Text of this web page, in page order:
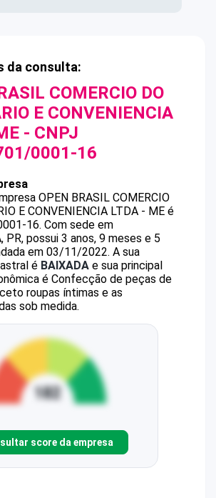
da consulta:
COMERCIO DO
E CONVENIENCIA
- CNPJ
0001-16
OPEN BRASIL COMERCIO
E CONVENIENCIA LTDA - ME é
16. Com sede em
PR, possui 3 anos, 9 meses e 5
em 03/11/2022. A sua
é BAIXADA e sua principal
é Confecção de peças de
roupas íntimas e as
sob medida.
score da empresa